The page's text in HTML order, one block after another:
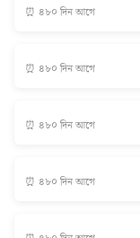
⏰ ৪৮০ দিন আগে
⏰ ৪৮০ দিন আগে
⏰ ৪৮০ দিন আগে
⏰ ৪৮০ দিন আগে